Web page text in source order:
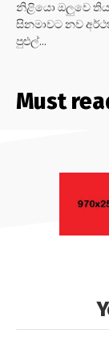
නිළියො ඔලුවෙ
සිනමාවට නව
පුළුල්...
Must